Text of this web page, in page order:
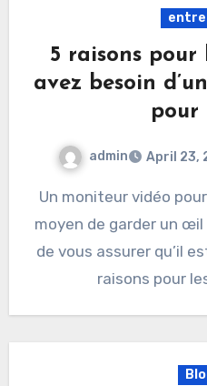
5 raisons pour
avez besoin
pour
admin April 23,
Un moniteur vidéo pour bébé est un excellent
moyen de garder un
de vous assurer qu’il
raisons pour